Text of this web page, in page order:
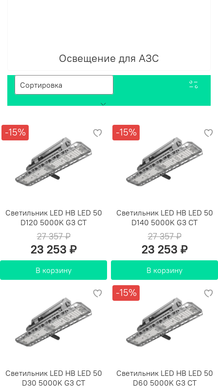
Освещение для АЗС
-15%
Светильник LED HB LED 50
D120 5000K G3 СТ
27 357 ₽
23 253 ₽
В корзину
-15%
Светильник LED HB LED 50
D140 5000K G3 СТ
27 357 ₽
23 253 ₽
В корзину
Светильник LED HB LED 50
D30 5000K G3 СТ
-15%
Светильник LED HB LED 50
D60 5000K G3 СТ